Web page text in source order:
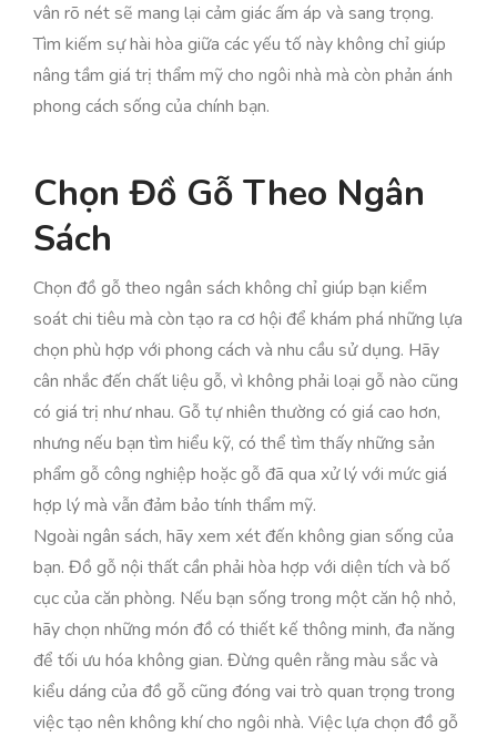
vân rõ nét sẽ mang lại cảm giác ấm áp và sang trọng.
Tìm kiếm sự hài hòa giữa các yếu tố này không chỉ giúp
nâng tầm giá trị thẩm mỹ cho ngôi nhà mà còn phản ánh
phong cách sống của chính bạn.
Chọn Đồ Gỗ Theo Ngân
Sách
Chọn đồ gỗ theo ngân sách không chỉ giúp bạn kiểm
soát chi tiêu mà còn tạo ra cơ hội để khám phá những lựa
chọn phù hợp với phong cách và nhu cầu sử dụng. Hãy
cân nhắc đến chất liệu gỗ, vì không phải loại gỗ nào cũng
có giá trị như nhau. Gỗ tự nhiên thường có giá cao hơn,
nhưng nếu bạn tìm hiểu kỹ, có thể tìm thấy những sản
phẩm gỗ công nghiệp hoặc gỗ đã qua xử lý với mức giá
hợp lý mà vẫn đảm bảo tính thẩm mỹ.
Ngoài ngân sách, hãy xem xét đến không gian sống của
bạn. Đồ gỗ nội thất cần phải hòa hợp với diện tích và bố
cục của căn phòng. Nếu bạn sống trong một căn hộ nhỏ,
hãy chọn những món đồ có thiết kế thông minh, đa năng
để tối ưu hóa không gian. Đừng quên rằng màu sắc và
kiểu dáng của đồ gỗ cũng đóng vai trò quan trọng trong
việc tạo nên không khí cho ngôi nhà. Việc lựa chọn đồ gỗ